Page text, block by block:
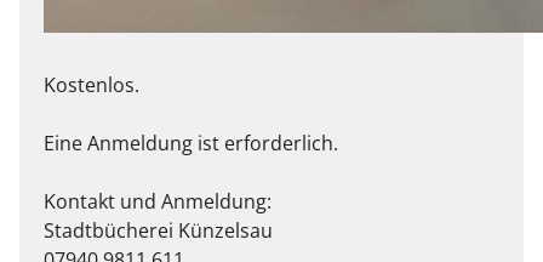
Kostenlos.
Eine Anmeldung ist erforderlich.
Kontakt und Anmeldung:
Stadtbücherei Künzelsau